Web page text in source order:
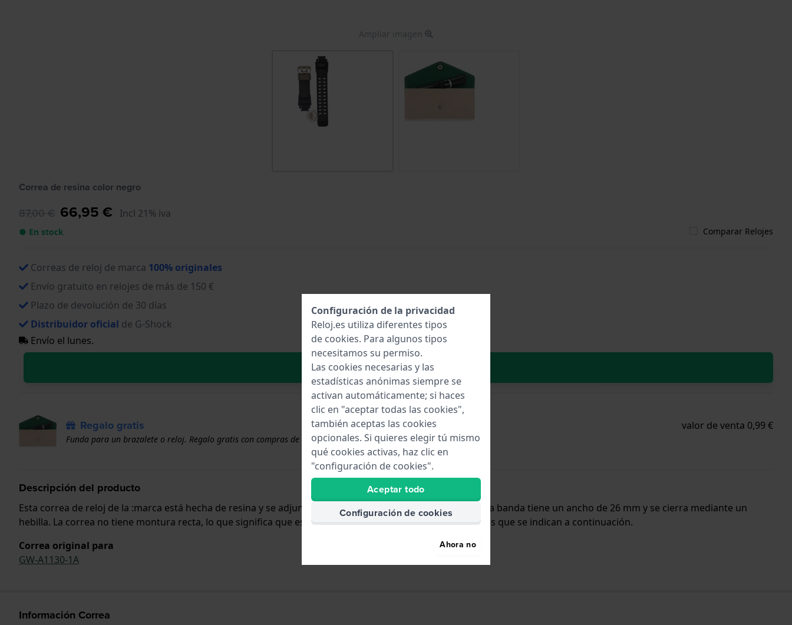
Ampliar imagen
Correa de resina color negro
87,00 € 66,95 € Incl 21% iva
● En stock Comparar Relojes
Correas de reloj de marca 100% originales
Envío gratuito en relojes de más de 150 €
Plazo de devolución de 30 días
Distribuidor oficial de G-Shock
Envío el lunes.
Añadir al carrito
Regalo gratis valor de venta 0,99 €
Funda para un brazalete o reloj. Regalo gratis con compras de correas superiores a 50 €
Descripción del producto
Esta correa de reloj de la :marca está hecha de resina y se adjunta al reloj mediante tornillo de montura. La banda tiene un ancho de 26 mm y se cierra mediante un
hebilla. La correa no tiene montura recta, lo que significa que esta correa sólo es adecuada para los relojes que se indican a continuación.
Correa original para
GW-A1130-1A
Información Correa
Configuración de la privacidad
Reloj.es utiliza diferentes tipos
de cookies. Para algunos tipos
necesitamos su permiso.
Las cookies necesarias y las
estadísticas anónimas siempre se
activan automáticamente; si haces
clic en "aceptar todas las cookies",
también aceptas las cookies
opcionales. Si quieres elegir tú mismo
qué cookies activas, haz clic en
"configuración de cookies".
Aceptar todo
Configuración de cookies
Ahora no